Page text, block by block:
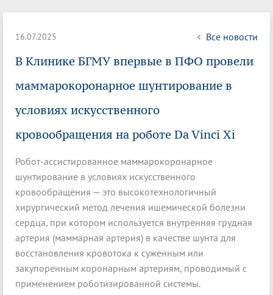
16.07.2025 Все новости
В Клинике БГМУ впервые в ПФО провели
маммарокоронарное шунтирование в
условиях искусственного
кровообращения на роботе Da Vinci Xi
Робот-ассистированное маммарокоронарное
шунтирование в условиях искусственного
кровообращения — это высокотехнологичный
хирургический метод лечения ишемической болезни
сердца, при котором используется внутренняя грудная
артерия (маммарная артерия) в качестве шунта для
восстановления кровотока к суженным или
закупоренным коронарным артериям, проводимый с
применением роботизированной системы.